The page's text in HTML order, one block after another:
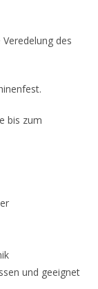
des
bis zum
und geeignet